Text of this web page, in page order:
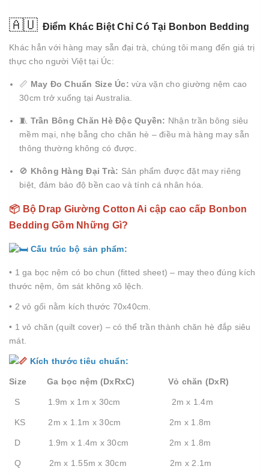
🇦🇺 Điểm Khác Biệt Chỉ Có Tại Bonbon Bedding
Khác hẳn với hàng may sẵn đại trà, chúng tôi mang đến giá trị
thực cho người Việt tại Úc:
📏 May Đo Chuẩn Size Úc: vừa vặn cho giường nệm cao
30cm trở xuống tại Australia.
🧵 Trần Bông Chăn Hè Độc Quyền: Nhận trần bông siêu
mềm mại, nhẹ bẫng cho chăn hè – điều mà hàng may sẵn
thông thường không có được.
🚫 Không Hàng Đại Trà: Sản phẩm được đặt may riêng
biệt, đảm bảo độ bền cao và tính cá nhân hóa.
📦 Bộ Drap Giường Cotton Ai cập cao cấp Bonbon
Bedding Gồm Những Gì?
Cấu trúc bộ sản phẩm:
• 1 ga bọc nệm có bo chun (fitted sheet) – may theo đúng kích
thước nệm, ôm sát không xô lệch.
• 2 vỏ gối nằm kích thước 70x40cm.
• 1 vỏ chăn (quilt cover) – có thể trần thành chăn hè đắp siêu
mát.
Kích thước tiêu chuẩn:
Size Ga bọc nệm (DxRxC) Vỏ chăn (DxR)
S 1.9m x 1m x 30cm 2m x 1.4m
KS 2m x 1.1m x 30cm 2m x 1.8m
D 1.9m x 1.4m x 30cm 2m x 1.8m
Q 2m x 1.55m x 30cm 2m x 2.1m